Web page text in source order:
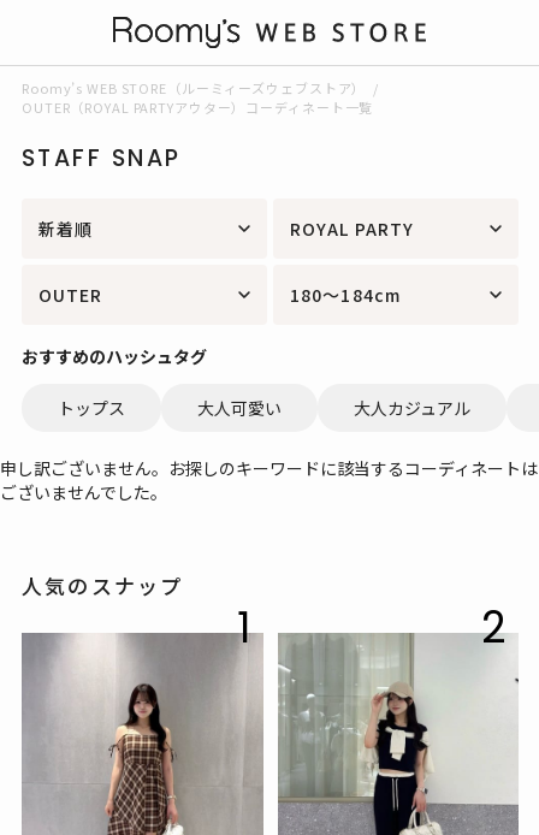
Roomy’s WEB STORE（ルーミィーズウェブストア）
OUTER（ROYAL PARTYアウター）コーディネート一覧
STAFF SNAP
新着順 ROYAL PARTY
OUTER 180～184cm
おすすめのハッシュタグ
トップス 大人可愛い 大人カジュアル
申し訳ございません。お探しのキーワードに該当するコーディネートは
ございませんでした。
人気のスナップ
1 2